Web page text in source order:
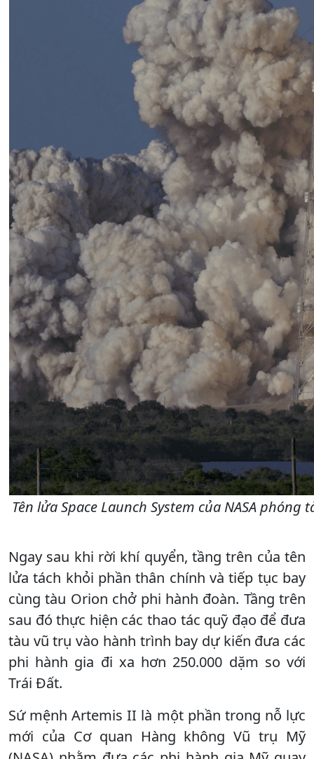
Tên lửa Space Launch System của NASA
Ngay sau khi rời khí quyển, tầng trên của tên
lửa tách khỏi phần thân chính và tiếp tục bay
cùng tàu Orion chở phi hành đoàn. Tầng trên
sau đó thực hiện các thao tác quỹ đạo để đưa
tàu vũ trụ vào hành trình bay dự kiến đưa các
phi hành gia đi xa hơn 250.000 dặm so với
Trái Đất.
Sứ mệnh Artemis II là một phần trong nỗ lực
mới của Cơ quan Hàng không Vũ trụ Mỹ